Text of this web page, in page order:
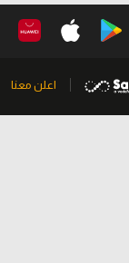
اعلن معنا